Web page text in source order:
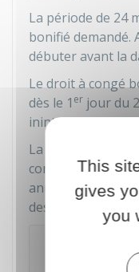
La période de 24
bonifié demandé.
débuter avant la
Le droit à congé
dès le 1 er jour du
ininterrompu.
La durée du
comprise dans les
annuel, le congé
des
nécessités
Un
This
gives
you